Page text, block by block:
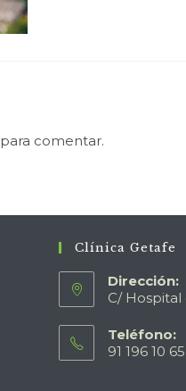
para comentar.
Clínica Getafe
Dirección:
C/ Hospital
Teléfono:
91 196 10 65